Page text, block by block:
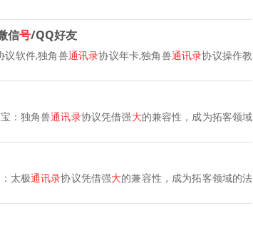
信号/QQ好友
议软件,独角兽通讯录协议年卡,独角兽通讯录协议操作教
：独角兽通讯录协议凭借强大的兼容性，成为拓客领域
太极通讯录协议凭借强大的兼容性，成为拓客领域的法